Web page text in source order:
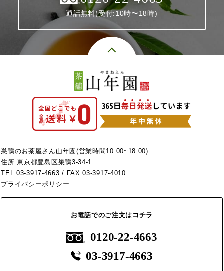
通話無料(受付:10時〜18時)
巣鴨のお茶屋さん山年園(営業時間10:00~18:00)
住所 東京都豊島区巣鴨3-34-1
TEL03-3917-4663 / FAX 03-3917-4010
プライバシーポリシー
お電話でのご注文はコチラ
0120-22-4663
03-3917-4663